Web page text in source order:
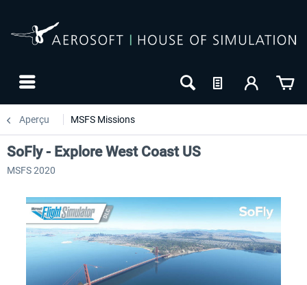
Aperçu MSFS Missions
SoFly - Explore West Coast US
MSFS 2020